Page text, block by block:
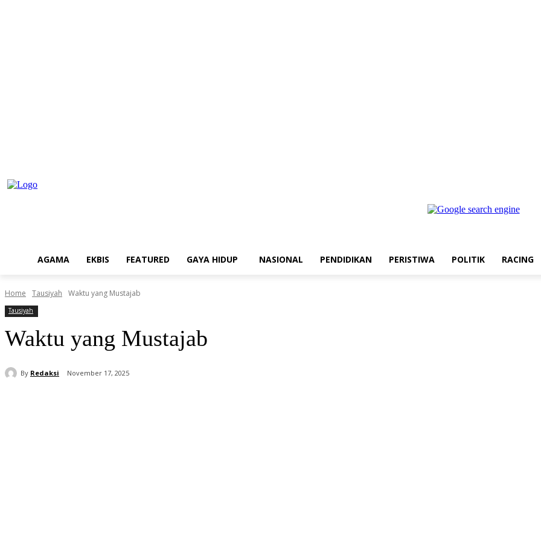
AGAMA EKBIS FEATURED GAYA HIDUP NASIONAL PENDIDIKAN PERISTIWA POLITIK RACING
Home Tausiyah Waktu yang Mustajab
Tausiyah
Waktu yang Mustajab
By Redaksi November 17, 2025